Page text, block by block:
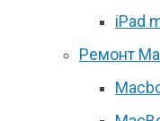
iPad
Ремонт